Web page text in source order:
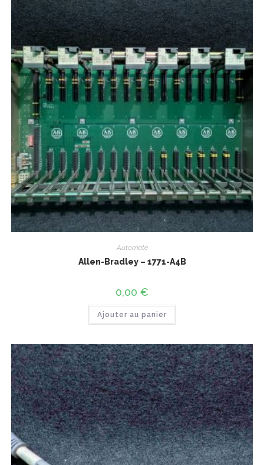
Automate
Allen-Bradley – 1771-A4B
0,00 €
Ajouter au panier